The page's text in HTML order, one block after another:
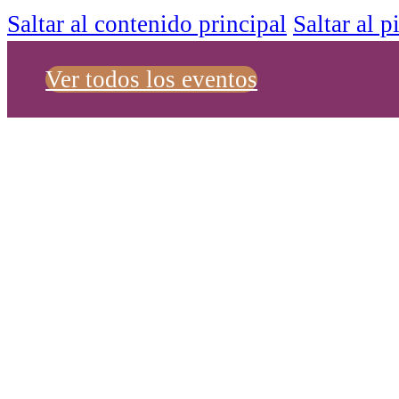
Saltar al contenido principal Saltar al
Ver todos los eventos